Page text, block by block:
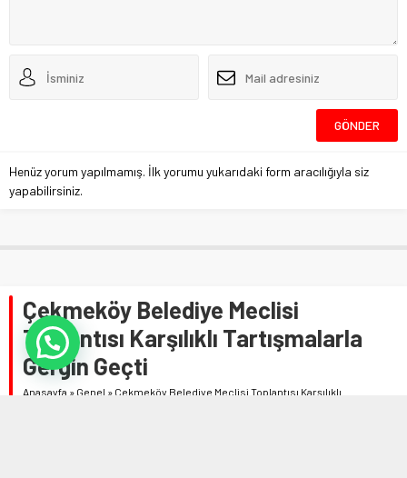
Henüz yorum yapılmamış. İlk yorumu yukarıdaki form aracılığıyla siz
yapabilirsiniz.
Çekmeköy Belediye Meclisi
Toplantısı Karşılıklı Tartışmalarla
Gergin Geçti
Anasayfa » Genel » Çekmeköy Belediye Meclisi Toplantısı Karşılıklı